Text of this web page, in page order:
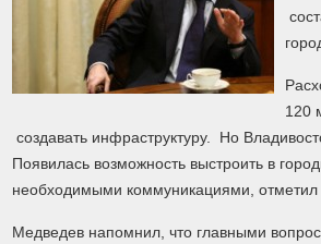
120
создавать инфраструктуру. Но
Появилась возможность выстроить в
необходимыми коммуникациями, отметил
Медведев напомнил, что главными